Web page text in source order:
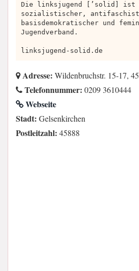
Die linksjugend [’solid] ist
sozialistischer,
basisdemokratischer und
Jugendverband.
linksjugend-solid.de
Adresse: Wildenbruchstr. 15-17,
Telefonnummer: 0209 3610444
Webseite
Stadt: Gelsenkirchen
Postleitzahl: 45888